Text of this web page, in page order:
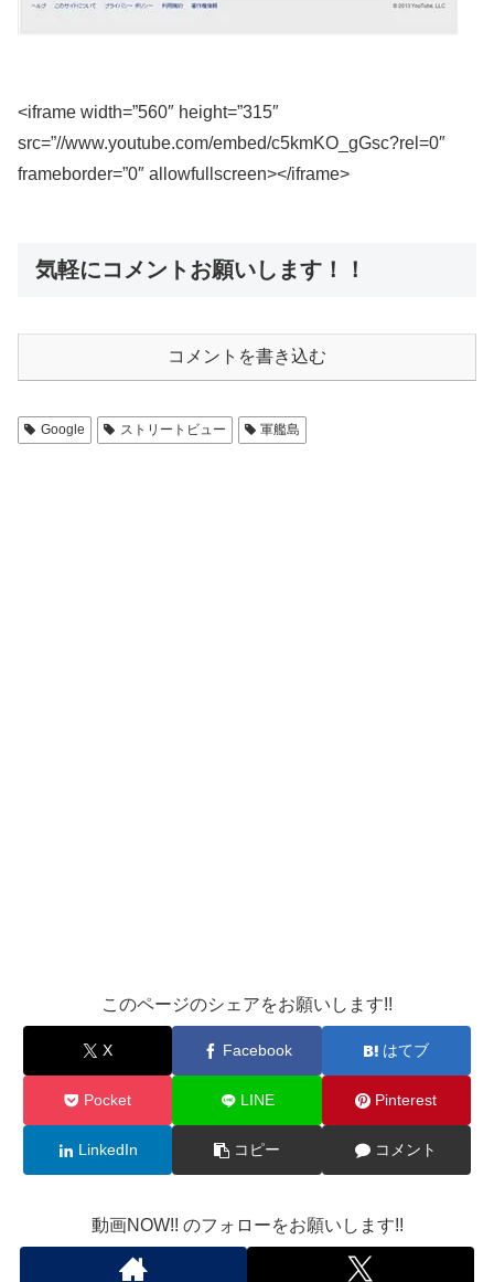
<iframe width=”560″ height=”315″
src=”//www.youtube.com/embed/c5kmKO_gGsc?rel=0″
frameborder=”0″ allowfullscreen></iframe>
気軽にコメントお願いします！！
コメントを書き込む
Google ストリートビュー 軍艦島
このページのシェアをお願いします!!
X Facebook はてブ
Pocket LINE Pinterest
LinkedIn コピー コメント
動画NOW!! のフォローをお願いします!!